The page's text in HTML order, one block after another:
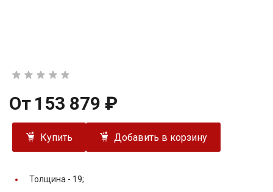
От 153 879 ₽
Купить Добавить в корзину
Толщина - 19;